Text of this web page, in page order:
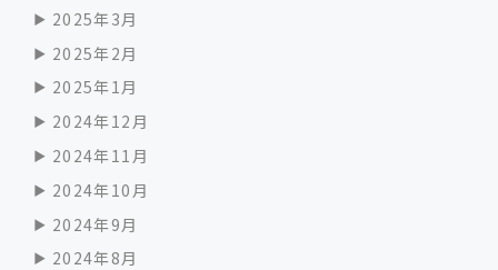
2025年3月
2025年2月
2025年1月
2024年12月
2024年11月
2024年10月
2024年9月
2024年8月